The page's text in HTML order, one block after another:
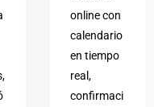
online con
calendario
en tiempo
real,
confirmaci